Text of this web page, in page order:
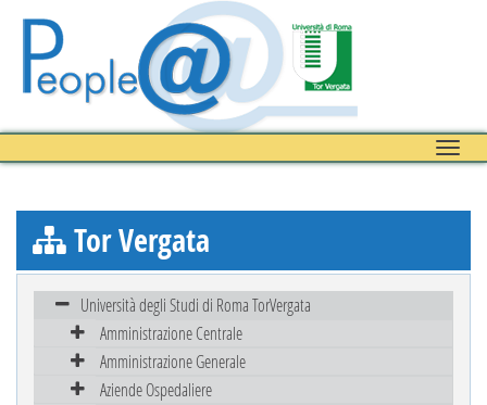
Toggle
Tor Vergata
Università degli Studi di Roma TorVergata
Amministrazione Centrale
Amministrazione Generale
Aziende Ospedaliere